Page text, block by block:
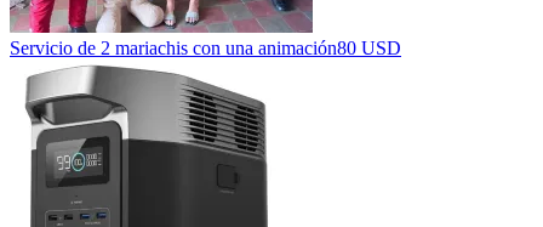
Servicio de 2 mariachis con una animación80 USD